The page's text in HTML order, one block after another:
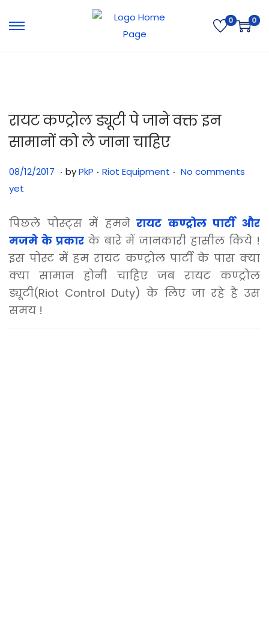
0 0
रायट कण्ट्रोल ड्यूटी पे जाने वक्त इन
सामानों को ले जाना चाहिए
Posted on
08/12/2017 3
0
7
/
2
0
. byPkP . Posted in
Riot Equipment . No comments
yet
पिछले पोस्ट्स में हमनेरायट कण्ट्रोल पार्टी और
मजमे के प्रकारके बारे में जानकारी हासील किये !
इस पोस्ट में हम रायट कण्ट्रोल पार्टी के पास क्या
क्या सामान होनी चाहिए जब रायट कण्ट्रोल
ड्यूटी(Riot Control Duty) के लिए जा रहे है उस
समय !